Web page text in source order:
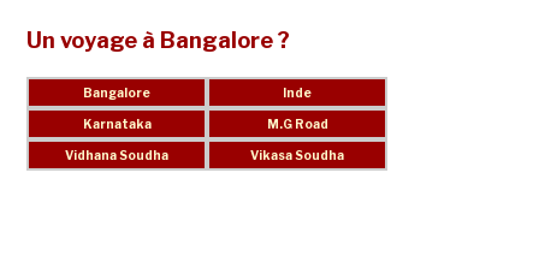
Un voyage à Bangalore ?